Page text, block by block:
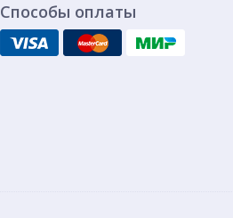
Способы оплаты